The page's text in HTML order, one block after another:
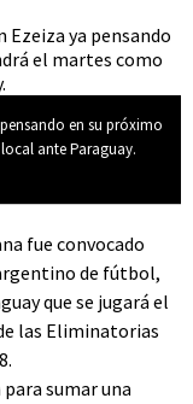
en su próximo
ante Paraguay.
fue convocado
de fútbol,
que se jugará el
las Eliminatorias
sumar una